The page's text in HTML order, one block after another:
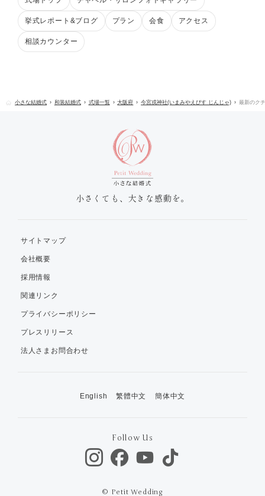
挙式レポート&ブログ プラン 会食 アクセス
相談カウンター
小さな結婚式 和装結婚式 式場一覧 大阪府 今宮戎神社(いまみやえびす じんじゃ) 最新のク
小さくても、大きな感動を。
サイトマップ
会社概要
採用情報
関連リンク
プライバシーポリシー
プレスリリース
法人さまお問合わせ
English 繁體中文 簡体中文
Follow Us
© Petit Wedding